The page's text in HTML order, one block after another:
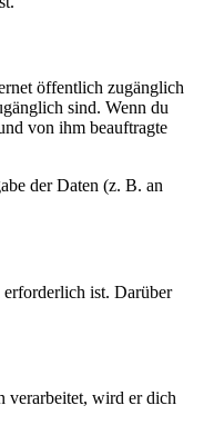
öffentlich zugänglich
sind. Wenn du
von ihm beauftragte
der Daten (z. B. an
erforderlich ist. Darüber
verarbeitet, wird er dich